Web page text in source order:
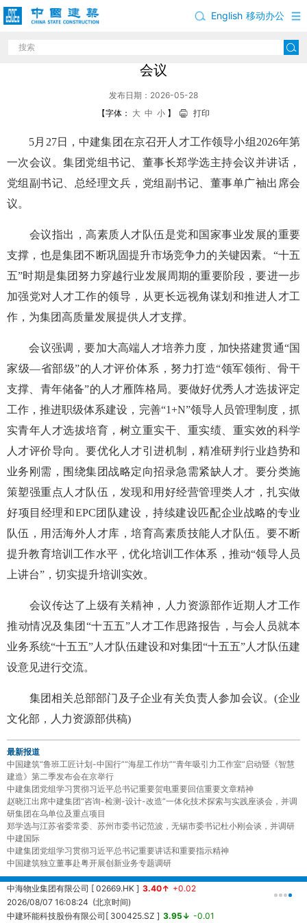
移动办公
English
中建集团召开人才工作领导小组2026年第一次
会议
发布日期：2026-05-28
【字体： 大 中 小 】 打印
5月27日，中建集团在京召开人才工作领导小组2026年第
一次会议。集团党组书记、董事长郑学选主持会议并讲话，
党组副书记、总经理文兵，党组副书记、董事单广袖出席会
议。
会议指出，高素质人才队伍是党和国家事业发展的重要
支撑，也是集团不断巩固提升市场竞争力的关键因素。“十五
五”时期是集团努力穿越行业发展周期的重要阶段，要进一步
加强党对人才工作的领导，从更长远视角谋划和推进人才工
作，为集团高质量发展提供人才支撑。
会议强调，要加大高端人才培养力度，加快搭建贯通“国
家级—省部级”的人才评价体系，努力打造“领军领衔、骨干
支撑、青年储备”的人才雁阵格局。要做好优秀人才选拔评定
工作，推进职级体系建设，完善“1+N”领导人员管理制度，抓
实青年人才选拔培育，树立重实干、重实绩、重实效的科学
人才评价导向。要优化人才引进机制，精准研判行业趋势和
业务刚需，围绕集团战略定向招录急需紧缺人才。要分类施
策塑强重点人才队伍，发现和用好经营管理类人才，扎实做
好项目经理和EPC团队建设，持续建设匹配企业战略的专业
队伍，用活海外人才库，培育高素质技能人才队伍。要不断
提升教育培训工作水平，优化培训工作体系，推动“领导人员
上讲台”，切实提升培训实效。
会议传达了上级有关精神，人力资源部作近期人才工作
推动情况及集团“十五五”人才工作思路报告，与会人员就本
业务系统“十五五”人才队伍建设和对集团“十五五”人才队伍建
设意见进行交流。
集团相关总部部门及子企业有关负责人参加会议。(企业
文化部，人力资源部供稿)
最新报道
中国建筑“鲁班工匠计划-中国行”“海星工作坊”“青年吸引力工作室”启动暨《智慧
建造》第二季发布会在京举行
中建集团党组学习贯彻习近平总书记重要贺电重要回信重要文章精神
赵晓江出席中建集团“咨询-检测-设计-改造”一体化技术探索与实践座谈会，并调
研集团在乌单位及重点项目
郑学选与江苏省委常委、苏州市委书记范波，无锡市委书记杜小刚会谈，并调研
中建国际
中建集团党组学习贯彻习近平总书记重要讲话和重要指示精神
中国建筑独立董事赴粤开展创新业务专题调研
中海物业集团有限公司 [ 02669.HK ] 3.40↑ +0.02
2026/08/07 16:08:24 (北京时间)
中建环能科技股份有限公司[ 300425.SZ ] 3.95↓ -0.01